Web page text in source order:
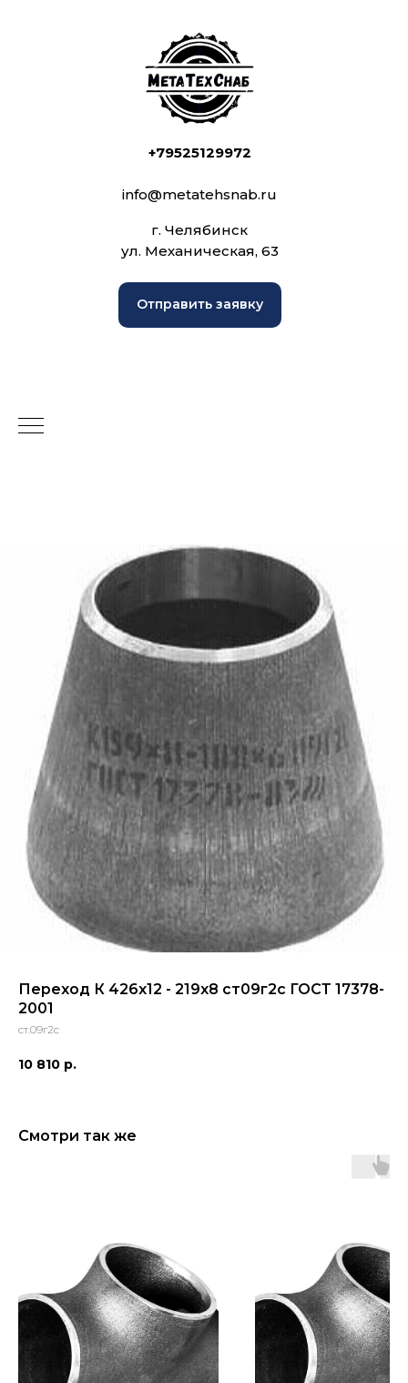
+79525129972
info@metatehsnab.ru
г. Челябинск
ул. Механическая, 63
Отправить заявку
Переход К 426x12 - 219x8 ст09г2с ГОСТ 17378-
2001
ст.09г2с
10 810 р.
Смотри так же